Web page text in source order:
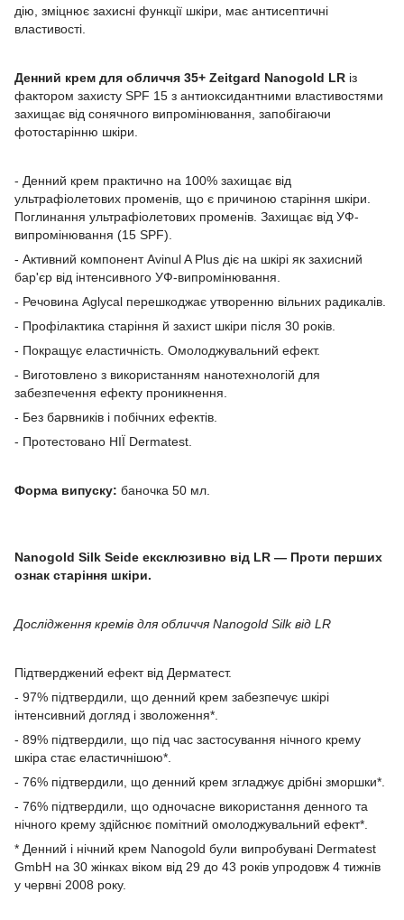
дію, зміцнює захисні функції шкіри, має антисептичні
властивості.
Денний крем для обличчя 35+ Zeitgard Nanogold LR із
фактором захисту SPF 15 з антиоксидантними властивостями
захищає від сонячного випромінювання, запобігаючи
фотостарінню шкіри.
- Денний крем практично на 100% захищає від
ультрафіолетових променів, що є причиною старіння шкіри.
Поглинання ультрафіолетових променів. Захищає від УФ-
випромінювання (15 SPF).
- Активний компонент Avinul A Plus діє на шкірі як захисний
бар'єр від інтенсивного УФ-випромінювання.
- Речовина Aglycal перешкоджає утворенню вільних радикалів.
- Профілактика старіння й захист шкіри після 30 років.
- Покращує еластичність. Омолоджувальний ефект.
- Виготовлено з використанням нанотехнологій для
забезпечення ефекту проникнення.
- Без барвників і побічних ефектів.
- Протестовано НІЇ Dermatest.
Форма випуску: баночка 50 мл.
Nanogold Silk Seide ексклюзивно від LR — Проти перших
ознак старіння шкіри.
Дослідження кремів для обличчя Nanogold Silk від LR
Підтверджений ефект від Дерматест.
- 97% підтвердили, що денний крем забезпечує шкірі
інтенсивний догляд і зволоження*.
- 89% підтвердили, що під час застосування нічного крему
шкіра стає еластичнішою*.
- 76% підтвердили, що денний крем згладжує дрібні зморшки*.
- 76% підтвердили, що одночасне використання денного та
нічного крему здійснює помітний омолоджувальний ефект*.
* Денний і нічний крем Nanogold були випробувані Dermatest
GmbH на 30 жінках віком від 29 до 43 років упродовж 4 тижнів
у червні 2008 року.